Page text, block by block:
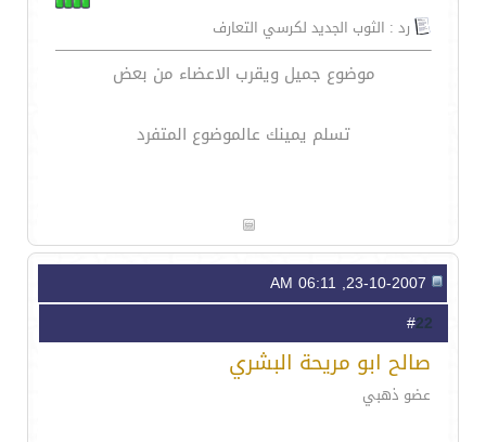
رد : الثوب الجديد لكرسي التعارف
موضوع جميل ويقرب الاعضاء من بعض
تسلم يمينك عالموضوع المتفرد
22
صالح ابو مريحة البشري
عضو ذهبي